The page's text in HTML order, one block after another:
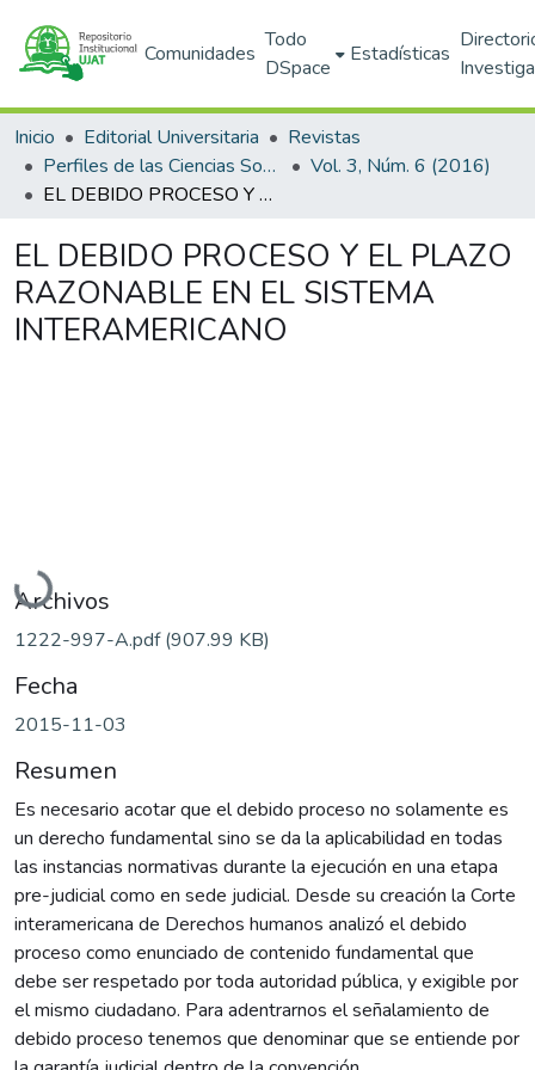
Comunidades
Todo
DSpace
Estadísticas
Inicio Editorial Universitaria
Revistas
Perfiles de las Ciencias Sociales
Vol. 3, Núm. 6 (2016)
EL DEBIDO PROCESO Y EL PLAZO RAZONABLE EN EL SISTEMA INTERAMERICANO
EL DEBIDO PROCESO Y EL PLAZO
RAZONABLE EN EL SISTEMA
INTERAMERICANO
Cargando...
Archivos
1222-997-A.pdf(907.99 KB)
Fecha
2015-11-03
Resumen
Es necesario acotar que el debido proceso no solamente es
un derecho fundamental sino se da la aplicabilidad en todas
las instancias normativas durante la ejecución en una etapa
pre-judicial como en sede judicial. Desde su creación la Corte
interamericana de Derechos humanos analizó el debido
proceso como enunciado de contenido fundamental que
debe ser respetado por toda autoridad pública, y exigible por
el mismo ciudadano. Para adentrarnos el señalamiento de
debido proceso tenemos que denominar que se entiende por